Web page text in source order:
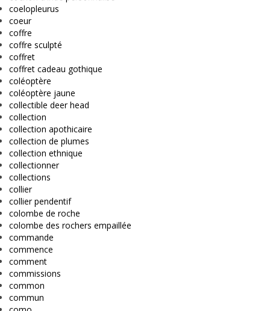
coelopleurus
coeur
coffre
coffre sculpté
coffret
coffret cadeau gothique
coléoptère
coléoptère jaune
collectible deer head
collection
collection apothicaire
collection de plumes
collection ethnique
collectionner
collections
collier
collier pendentif
colombe de roche
colombe des rochers empaillée
commande
commence
comment
commissions
common
commun